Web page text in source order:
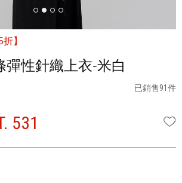
】
彈性針織上衣-米白
已銷售91件
531